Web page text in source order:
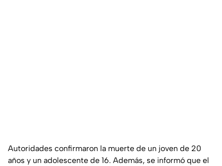
Autoridades confirmaron la muerte de un joven de 20
años y un adolescente de 16. Además, se informó que el